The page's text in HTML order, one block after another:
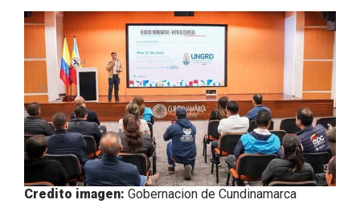
Credito imagen: Gobernacion de Cundinamarca